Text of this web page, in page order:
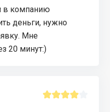
в компанию
деньги, нужно
Мне
20 минут:)